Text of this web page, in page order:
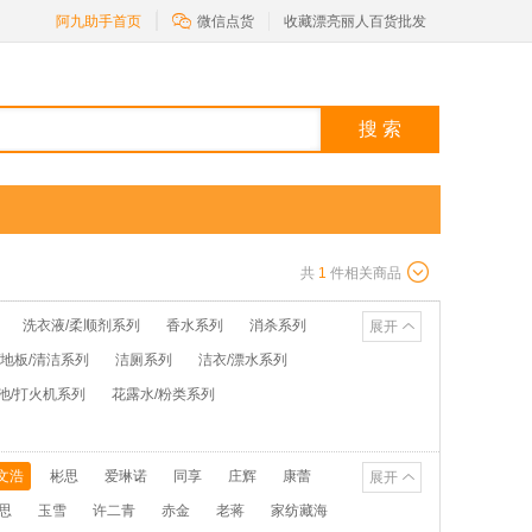
阿九助手首页  微信点货 收藏漂亮丽人百货批发
搜 索
共 1 件相关商品
洗衣液/柔顺剂系列 香水系列 消杀系列
板/清洁系列 洁厕系列 洁衣/漂水系列
/打火机系列 花露水/粉类系列
展开
浩 彬思 爱琳诺 同享 庄辉 康蕾
玉雪 许二青 赤金 老蒋 家纺藏海
展开